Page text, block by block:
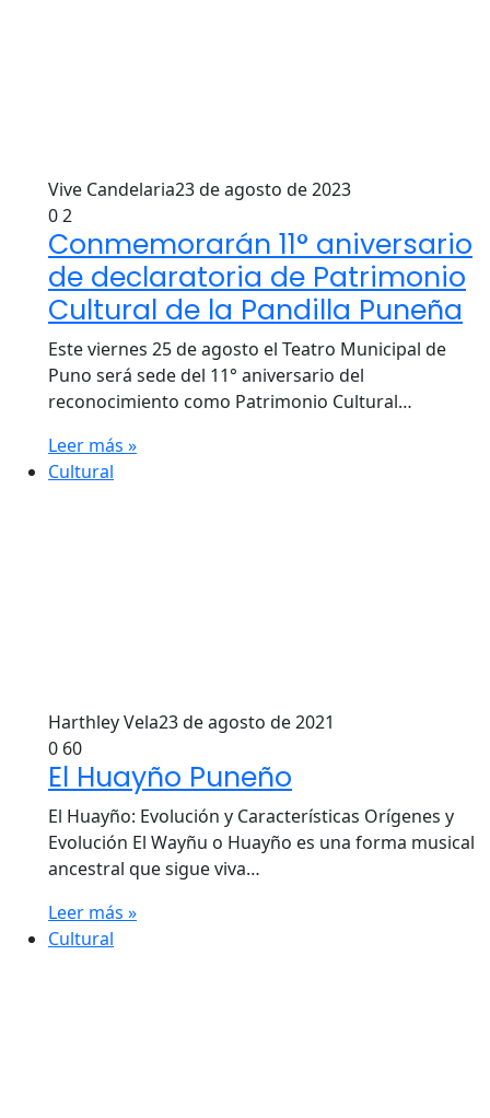
Vive Candelaria23 de agosto de 2023
02
Conmemorarán 11° aniversario
de declaratoria de Patrimonio
Cultural de la Pandilla Puneña
Este viernes 25 de agosto el Teatro Municipal de
Puno será sede del 11° aniversario del
reconocimiento como Patrimonio Cultural…
Leer más »
Cultural
Harthley Vela23 de agosto de 2021
0 60
El Huayño Puneño
El Huayño: Evolución y Características Orígenes y
Evolución El Wayñu o Huayño es una forma musical
ancestral que sigue viva…
Leer más »
Cultural